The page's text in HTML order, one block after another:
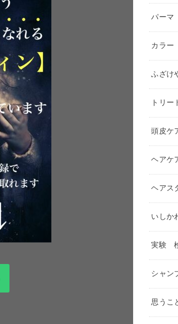
パーマ
カラー
ふざけ
トリー
頭皮ケ
ヘアケ
ヘアス
いしか
実験
シャン
思うこ